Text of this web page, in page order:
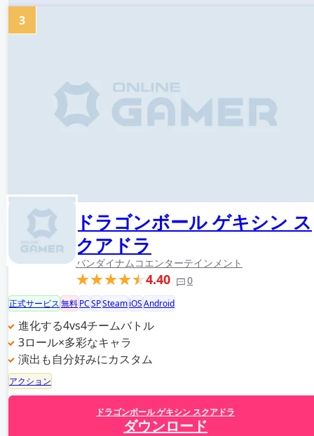
ドラゴンボール ゲキシン ス
クアドラ
バンダイナムコエンターテインメント
4.40 0
3
正式サービス無料PCSPSteamiOSAndroid
進化する4vs4チームバトル
3ロール×多彩なキャラ
演出も自分好みにカスタム
アクション
ドラゴンボール ゲキシン スクアドラ
ダウンロード